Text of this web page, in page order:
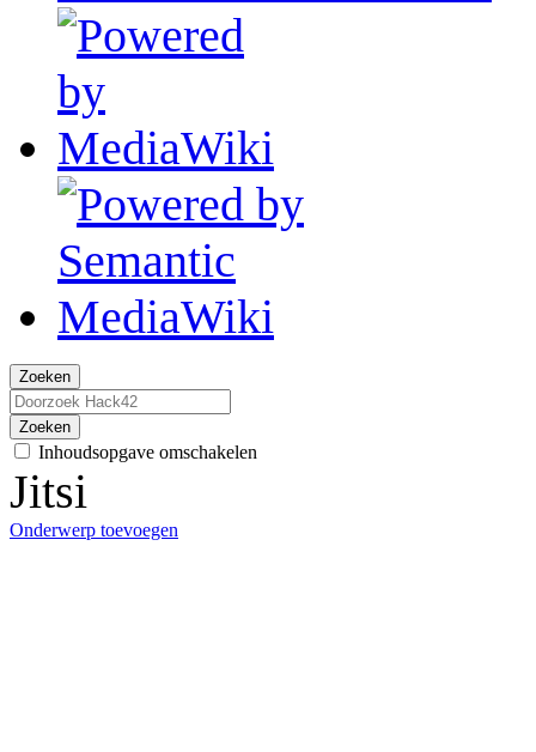
Zoeken
Zoeken
Inhoudsopgave omschakelen
Jitsi
Onderwerp toevoegen